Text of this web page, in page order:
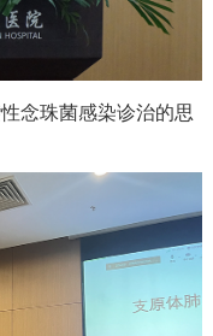
性念珠菌感染诊治的思